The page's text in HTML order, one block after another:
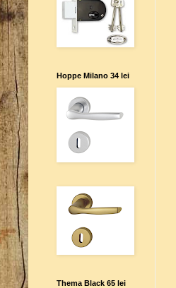
Hoppe Milano 34 lei
Thema Black 65 lei